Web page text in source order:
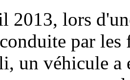
2013, lors
par les
un véhicule a